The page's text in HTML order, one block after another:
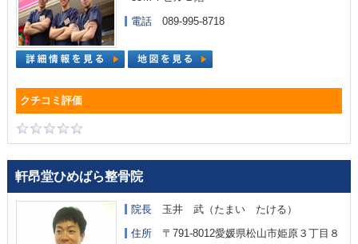
電話089-995-8718
軒昂堂ひめばら整骨院
院長玉井 武（たまい たける）
住所〒791-8012愛媛県松山市姫原３丁目８